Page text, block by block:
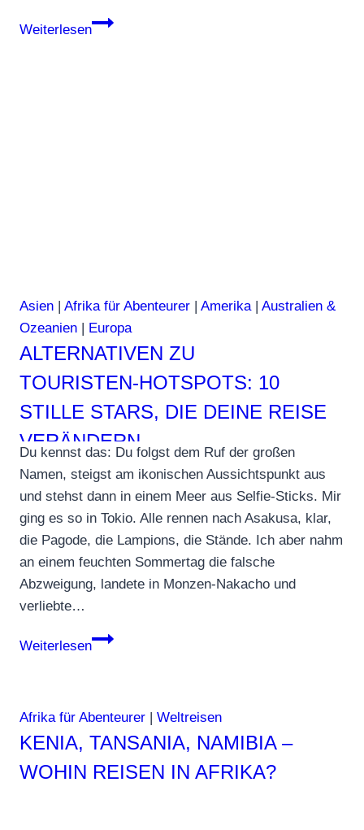
Weiterlesen
Die
Asien Afrika für Abenteurer Amerika| Australien &
Ozeanien
Europa
ALTERNATIVEN ZU
TOURISTEN‑HOTSPOTS: 10
STILLE STARS, DIE DEINE REISE
VERÄNDERN
Du kennst das: Du folgst dem Ruf der großen
Namen, steigst am ikonischen Aussichtspunkt aus
und stehst dann in einem Meer aus Selfie‑Sticks. Mir
ging es so in Tokio. Alle rennen nach Asakusa, klar,
die Pagode, die Lampions, die Stände. Ich aber nahm
an einem feuchten Sommertag die falsche
Abzweigung, landete in Monzen‑Nakacho und
verliebte…
Weiterlesen
Alternativen
stille
Stars,
die
Afrika für Abenteurer Weltreisen
KENIA, TANSANIA, NAMIBIA –
WOHIN REISEN IN AFRIKA?